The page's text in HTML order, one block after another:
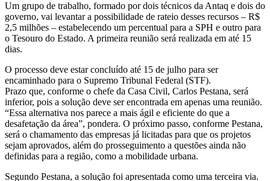
Um grupo de trabalho, formado por dois técnicos da Antaq e dois do
governo, vai levantar a possibilidade de rateio desses recursos – R$
2,5 milhões – estabelecendo um percentual para a SPH e outro para
o Tesouro do Estado. A primeira reunião será realizada em até 15
dias.
O processo deve estar concluído até 15 de julho para ser
encaminhado para o Supremo Tribunal Federal (STF).
Prazo que, conforme o chefe da Casa Civil, Carlos Pestana, será
inferior, pois a solução deve ser encontrada em apenas uma reunião.
“Essa alternativa nos parece a mais ágil e eficiente do que a
desafetação da área”, pondera. O próximo passo, conforme Pestana,
será o chamamento das empresas já licitadas para que os projetos
sejam aprovados, além do prosseguimento a questões ainda não
definidas para a região, como a mobilidade urbana.
Segundo Pestana, a solução foi apresentada como uma terceira via.